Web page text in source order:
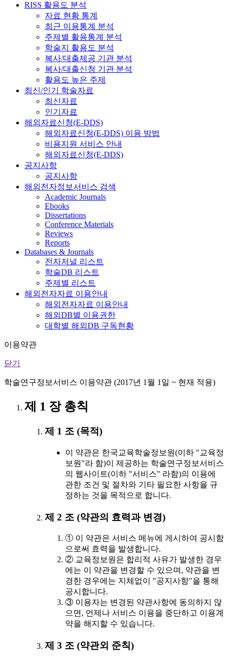
RISS 활용도 분석
자료 현황 통계
최근 이용통계 분석
주제별 활용통계 분석
학술지 활용도 분석
복사/대출제공 기관 분석
복사/대출신청 기관 분석
활용도 높은 주제
최신/인기 학술자료
최신자료
인기자료
해외자료신청(E-DDS)
해외자료신청(E-DDS) 이용 방법
비용지원 서비스 안내
해외자료신청(E-DDS)
공지사항
공지사항
해외전자정보서비스 검색
Academic Journals
Ebooks
Dissertations
Conference Materials
Reviews
Reports
Databases & Journals
전자저널 리스트
학술DB 리스트
주제별 리스트
해외전자자료 이용안내
해외전자자료 이용안내
해외DB별 이용권한
대학별 해외DB 구독현황
이용약관
닫기
학술연구정보서비스 이용약관 (2017년 1월 1일 ~ 현재 적용)
제 1 장 총칙
제 1 조 (목적)
이 약관은 한국교육학술정보원(이하 "교육정
보원"라 함)이 제공하는 학술연구정보서비스
의 웹사이트(이하 "서비스" 라함)의 이용에
관한 조건 및 절차와 기타 필요한 사항을 규
정하는 것을 목적으로 합니다.
제 2 조 (약관의 효력과 변경)
① 이 약관은 서비스 메뉴에 게시하여 공시함
으로써 효력을 발생합니다.
② 교육정보원은 합리적 사유가 발생한 경우
에는 이 약관을 변경할 수 있으며, 약관을 변
경한 경우에는 지체없이 "공지사항"을 통해
공시합니다.
③ 이용자는 변경된 약관사항에 동의하지 않
으면, 언제나 서비스 이용을 중단하고 이용계
약을 해지할 수 있습니다.
제 3 조 (약관외 준칙)